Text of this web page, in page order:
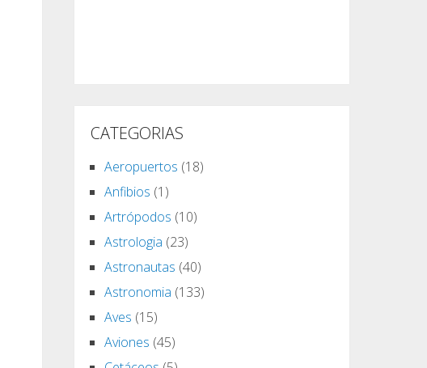
CATEGORIAS
Aeropuertos (18)
Anfibios (1)
Artrópodos (10)
Astrologia (23)
Astronautas (40)
Astronomia (133)
Aves (15)
Aviones (45)